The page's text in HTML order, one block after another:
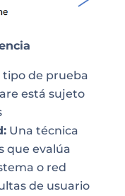
de prueba
está sujeto
Una técnica
que evalúa
o red
de usuario